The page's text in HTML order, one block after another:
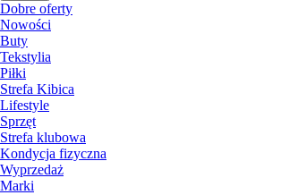
Dobre oferty
Nowości
Buty
Tekstylia
Piłki
Strefa Kibica
Lifestyle
Sprzęt
Strefa klubowa
Kondycja fizyczna
Wyprzedaż
Marki